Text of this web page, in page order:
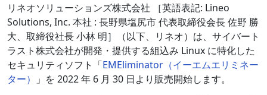
リネオソリューションズ株式会社 ［英語表記: Lineo
Solutions, Inc. 本社 : 長野県塩尻市 代表取締役会長 佐野 勝
大、取締役社長 小林 明］（以下、リネオ）は、サイバート
ラスト株式会社が開発・提供する組込み Linux に特化した
セキュリティソフト「EMEliminator（イーエムエリミネー
ター）
」を 2022 年 6 月 30 日より販売開始します。